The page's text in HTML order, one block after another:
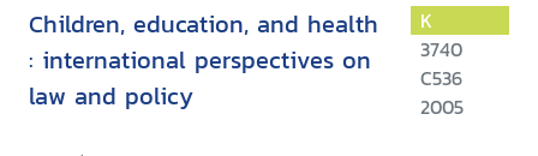
Children, education, and health
: international perspectives on
law and policy
K
3740
C536
2005